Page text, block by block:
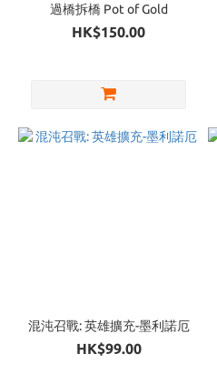
過橋拆橋 Pot of Gold
HK$150.00
混沌召戰: 英雄擴充-墨利諾厄
HK$99.00